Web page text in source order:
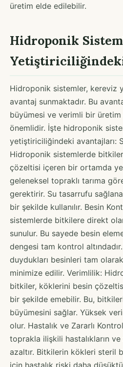
üretim elde edilebilir.
Hidroponik
Hidroponik sistemler, kereviz
avantaj sunmaktadır. Bu
büyümesi ve verimli bir
önemlidir. İşte hidroponik
yetiştiriciliğindeki avantajları:
Hidroponik sistemlerde
çözeltisi içeren bir ortamda
geleneksel topraklı tarıma
gerektirir. Su tasarrufu
bir şekilde kullanılır. Besin
sistemlerde bitkilere direkt
sunulur. Bu sayede besin
dengesi tam kontrol
duydukları besinleri tam
minimize edilir. Verimlilik:
bitkiler, köklerini besin
bir şekilde emebilir. Bu,
büyümesini sağlar. Yüksek
olur. Hastalık ve Zararlı
toprakla ilişkili hastalıkların ve
azaltır. Bitkilerin kökleri steril
için hastalık riski daha